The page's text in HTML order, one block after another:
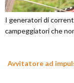
I generatori di
campeggiatori che
Avvitatore ad